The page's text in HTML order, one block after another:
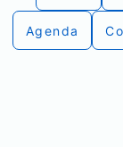
Agenda